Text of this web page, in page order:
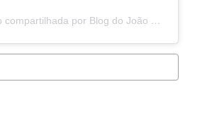
Uma publicação compartilhada por Blog do João Marcolino (@joaomarcolinoneto)